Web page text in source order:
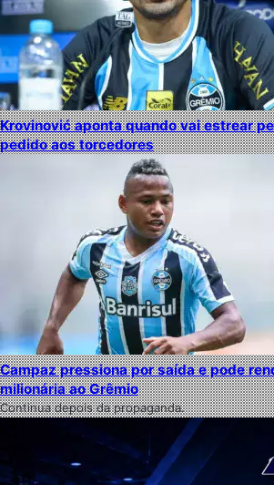
Krovinović aponta quando vai estrear
pedido aos torcedores
Campaz pressiona por saída e pode
milionária ao Grêmio
Continua depois da propaganda.